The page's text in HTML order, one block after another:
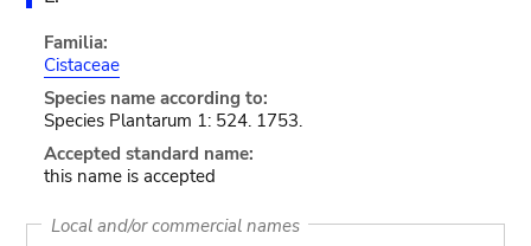
Familia:
Cistaceae
Species name according to:
Species Plantarum 1: 524. 1753.
Accepted standard name:
this name is accepted
Local and/or commercial names